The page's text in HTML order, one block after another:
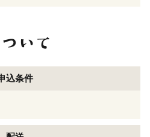
込条件